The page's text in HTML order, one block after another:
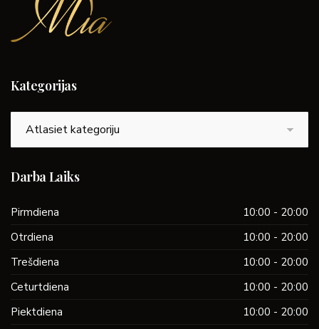
Kategorijas
Darba Laiks
Pirmdiena
10:00 - 20:00
Otrdiena
10:00 - 20:00
Trešdiena
10:00 - 20:00
Ceturtdiena
10:00 - 20:00
Piektdiena
10:00 - 20:00